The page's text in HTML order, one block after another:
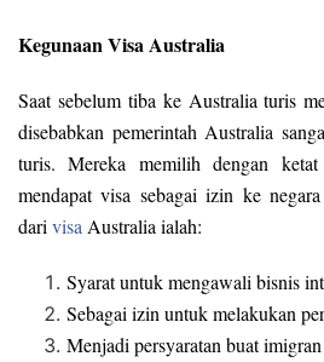
Kegunaan Visa Australia
Saat sebelum tiba ke Australia turis
disebabkan pemerintah Australia
turis. Mereka memilih dengan
mendapat visa sebagai izin ke
dari visa Australia ialah:
Syarat untuk mengawali bisnis
Sebagai izin untuk melakukan
Menjadi persyaratan buat